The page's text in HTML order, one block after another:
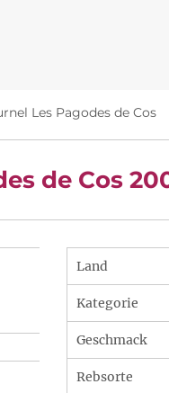
Les Pagodes de Cos
de Cos
Land
Kategorie
Geschmack
Rebsorte